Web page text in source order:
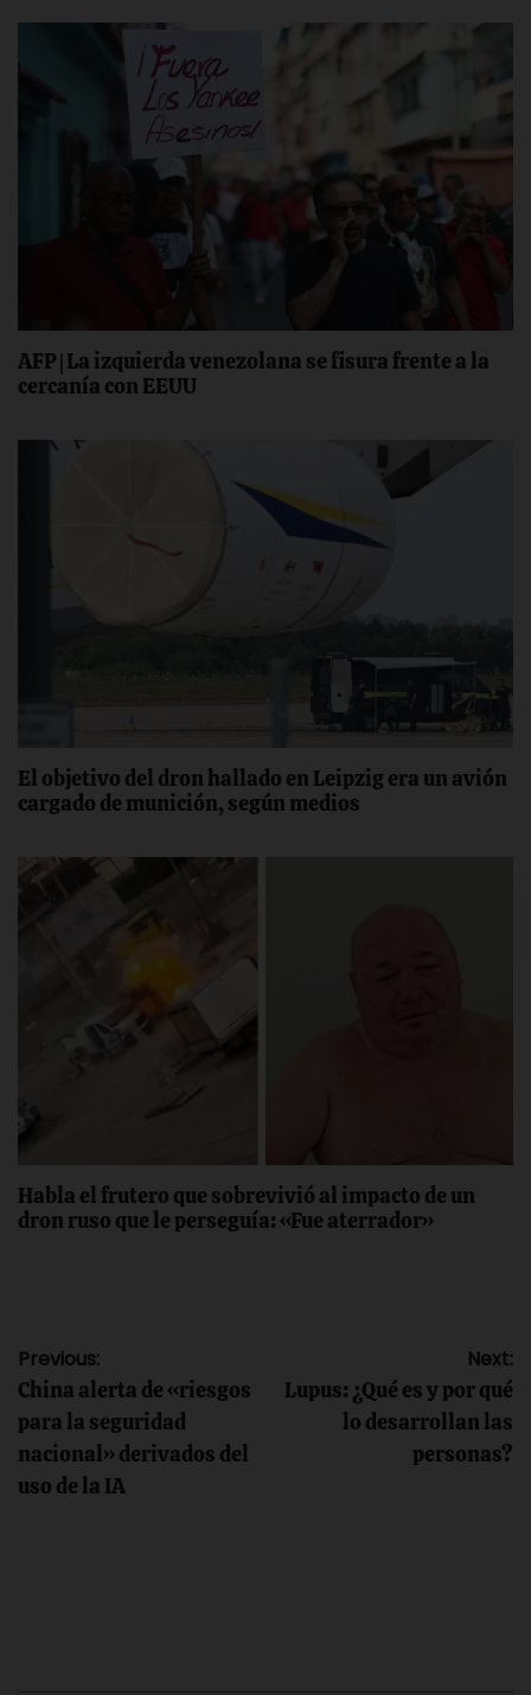
AFP | La izquierda venezolana se fisura frente a la
cercanía con EEUU
El objetivo del dron hallado en Leipzig era un avión
cargado de munición, según medios
Habla el frutero que sobrevivió al impacto de un
dron ruso que le perseguía: «Fue aterrador»
Navegación
de
entradas
Previous:
China alerta de «riesgos
para la seguridad
nacional» derivados del
uso de la IA
Next:
Lupus: ¿Qué es y por qué
lo desarrollan las
personas?